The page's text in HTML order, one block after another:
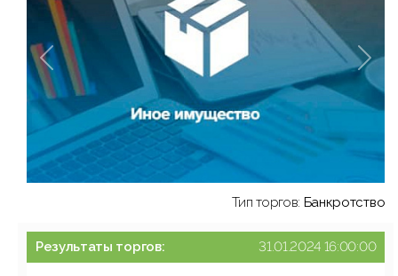
Тип торгов: Банкротство
Результаты торгов: 31.01.2024 16:00:00